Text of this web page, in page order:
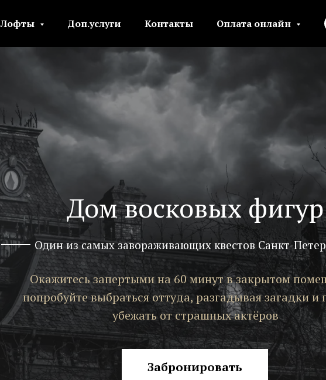
Лофты Доп.услуги Контакты Оплата онлайн
Дом восковых фигур
Один из самых завораживающих квестов Санкт-
Окажитесь запертыми на 60 минут в закрытом
попробуйте выбраться оттуда, разгадывая загадки и
убежать от страшных актёров
Забронировать